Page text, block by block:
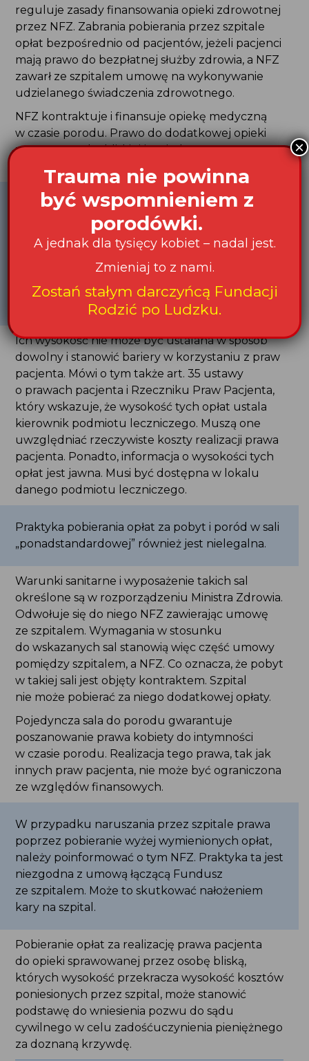
reguluje zasady finansowania opieki zdrowotnej
przez NFZ. Zabrania pobierania przez szpitale
opłat bezpośrednio od pacjentów, jeżeli pacjenci
mają prawo do bezpłatnej służby zdrowia, a NFZ
zawarł ze szpitalem umowę na wykonywanie
udzielanego świadczenia zdrowotnego.
NFZ kontraktuje i finansuje opiekę medyczną
w czasie porodu. Prawo do dodatkowej opieki
ze strony osoby bliskiej jest jednym z praw
Ustawa o zakładach opieki zdrowotnej wskazuje
jednak, że szpital nie może ponosić kosztów
opieki sprawowanej przez osobę bliską. Wynika
z tego, że
dopuszczalne są opłaty
bezpośrednio związane z obecnością
bliskiej osoby,np. za obuwie czy strój ochronny
lub dodatkowy posiłek.
Ich wysokość nie może być ustalana w sposób
dowolny i stanowić bariery w korzystaniu z praw
pacjenta. Mówi o tym także art. 35 ustawy
o prawach pacjenta i Rzeczniku Praw Pacjenta,
który wskazuje, że wysokość tych opłat ustala
kierownik podmiotu leczniczego. Muszą one
uwzględniać rzeczywiste koszty realizacji prawa
pacjenta. Ponadto, informacja o wysokości tych
opłat jest jawna. Musi być dostępna w lokalu
danego podmiotu leczniczego.
Praktyka pobierania opłat za pobyt i poród w sali
„ponadstandardowej” również jest nielegalna.
Warunki sanitarne i wyposażenie takich sal
określone są w rozporządzeniu Ministra Zdrowia.
Odwołuje się do niego NFZ zawierając umowę
ze szpitalem. Wymagania w stosunku
do wskazanych sal stanowią więc część umowy
pomiędzy szpitalem, a NFZ. Co oznacza, że pobyt
w takiej sali jest objęty kontraktem. Szpital
nie może pobierać za niego dodatkowej opłaty.
Pojedyncza sala do porodu gwarantuje
poszanowanie prawa kobiety do intymności
w czasie porodu. Realizacja tego prawa, tak jak
innych praw pacjenta, nie może być ograniczona
ze względów finansowych.
W przypadku naruszania przez szpitale prawa
poprzez pobieranie wyżej wymienionych opłat,
należy poinformować o tym NFZ. Praktyka ta jest
niezgodna z umową łączącą Fundusz
ze szpitalem. Może to skutkować nałożeniem
kary na szpital.
Pobieranie opłat za realizację prawa pacjenta
do opieki sprawowanej przez osobę bliską,
których wysokość przekracza wysokość kosztów
poniesionych przez szpital, może stanowić
podstawę do wniesienia pozwu do sądu
cywilnego w celu zadośćuczynienia pieniężnego
za doznaną krzywdę.
Trauma nie powinna
być wspomnieniem z
porodówki.
A jednak dla tysięcy kobiet – nadal jest.
Zmieniaj to z nami.
Zostań stałym darczyńcą Fundacji
Rodzić po Ludzku.
×
Ludzku.